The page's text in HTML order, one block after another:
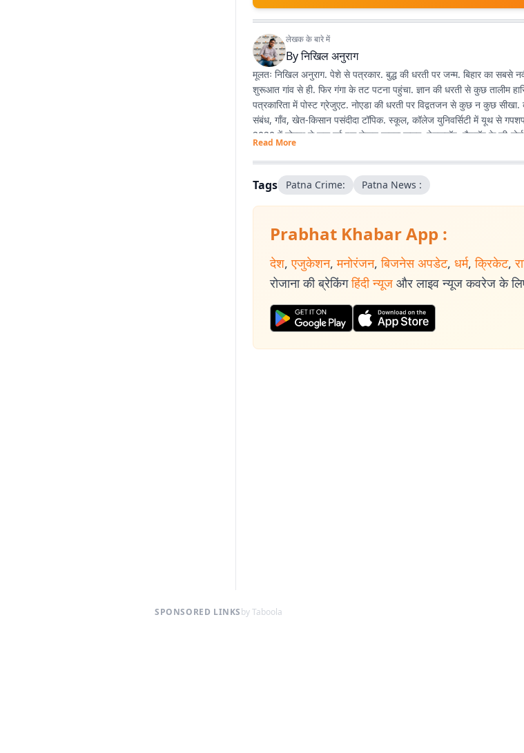
लेखक के बारे में
Byनिखिल अनुराग
मूलतः निखिल अनुराग. पेशे से पत्रकार. बुद्ध की धरती पर जन्म. बिहार का सबसे
शुरूआत गांव से ही. फिर गंगा के तट पटना पहुंचा. ज्ञान की धरती से कुछ तालीम
पत्रकारिता में पोस्ट ग्रेजुएट. नोएडा की धरती पर विद्वतजन से कुछ न कुछ
संबंध, गाँव, खेत-किसान पसंदीदा टॉपिक. स्कूल, कॉलेज युनिवर्सिटी में यूथ से
2020 में नोएडा से शुरू हुई इस लेखन यात्रा कलम, डेस्कटॉप, लैपटॉप के की-बोर्ड
ज्यों उम्र बढ़ रही है, सीखने, पढ़ने, लिखने की भूख भी बढ़ रही है.
Read More
Tags Patna Crime: Patna News :
Prabhat Khabar App :
देश, एजुकेशन, मनोरंजन, बिजनेस अपडेट, धर्म, क्रिकेट,
रोजाना की ब्रेकिंग हिंदी न्यूज और लाइव न्यूज कवरेज के
SPONSORED LINKSby Taboola